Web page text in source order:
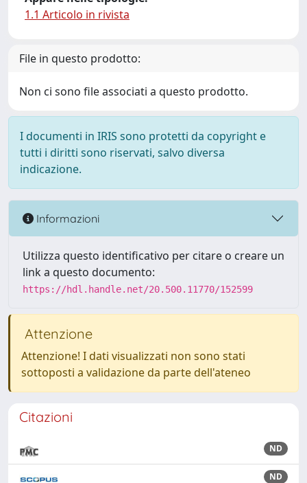
1.1 Articolo in rivista
File in questo prodotto:
Non ci sono file associati a questo prodotto.
I documenti in IRIS sono protetti da copyright e
tutti i diritti sono riservati, salvo diversa
indicazione.
Informazioni
Utilizza questo identificativo per citare o creare un
link a questo documento:
https://hdl.handle.net/20.500.11770/152599
Attenzione
Attenzione! I dati visualizzati non sono stati
sottoposti a validazione da parte dell'ateneo
Citazioni
ND
ND